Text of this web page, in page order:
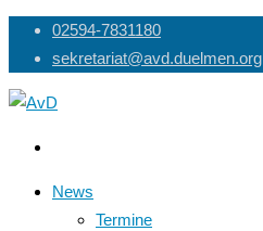
Skip
content
02594-7831180
sekretariat@avd.duelmen.org
News
Termine